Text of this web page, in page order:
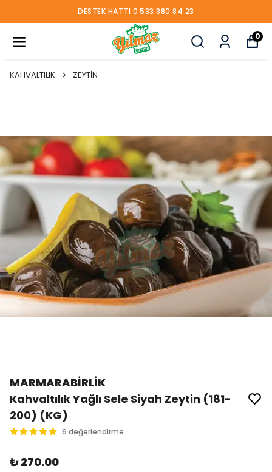
DESTEK HATTI 0 533 380 84 23
0
KAHVALTILIK ZEYTİN
MARMARABİRLİK
Kahvaltılık Yağlı Sele Siyah Zeytin (181-
200) (KG)
6 değerlendirme
₺ 270.00